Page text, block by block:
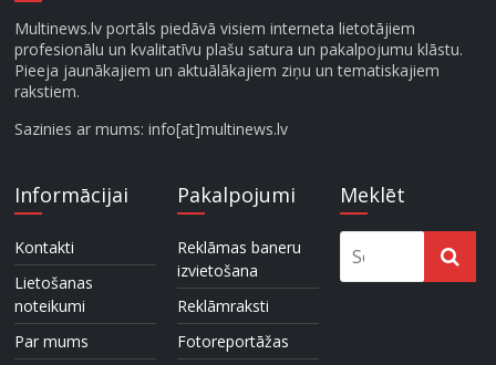
Multinews.lv portāls piedāvā visiem interneta lietotājiem
profesionālu un kvalitatīvu plašu satura un pakalpojumu klāstu.
Pieeja jaunākajiem un aktuālākajiem ziņu un tematiskajiem
rakstiem.
Sazinies ar mums: info[at]multinews.lv
Informācijai
Kontakti
Lietošanas
noteikumi
Par mums
Pakalpojumi
Reklāmas baneru
izvietošana
Reklāmraksti
Fotoreportāžas
Meklēt